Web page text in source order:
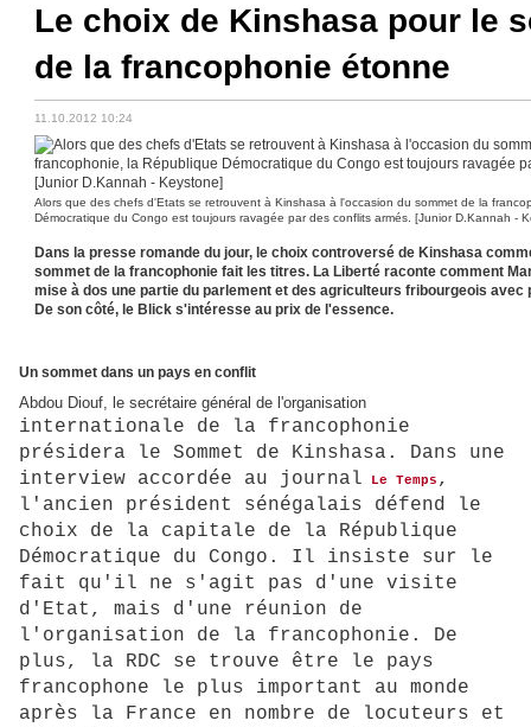
Le choix de Kinshasa pour le
de la francophonie étonne
11.10.2012 10:24
Alors que des chefs d'Etats se retrouvent à Kinshasa à l'occasion du sommet de la
Démocratique du Congo est toujours ravagée par des conflits armés. [Junior D.Kannah -
Dans la presse romande du jour, le choix controversé de Kinshasa
sommet de la francophonie fait les titres. La Liberté raconte comment
mise à dos une partie du parlement et des agriculteurs fribourgeois avec
De son côté, le Blick s'intéresse au prix de l'essence.
Un sommet dans un pays en conflit
Abdou Diouf, le secrétaire général de l'organisation
internationale de la francophonie
présidera le Sommet de Kinshasa. Dans une
interview accordée au journal Le Temps ,
l'ancien président sénégalais défend le
choix de la capitale de la République
Démocratique du Congo. Il insiste sur le
fait qu'il ne s'agit pas d'une visite
d'Etat, mais d'une réunion de
l'organisation de la francophonie. De
plus, la RDC se trouve être le pays
francophone le plus important au monde
après la France en nombre de locuteurs et